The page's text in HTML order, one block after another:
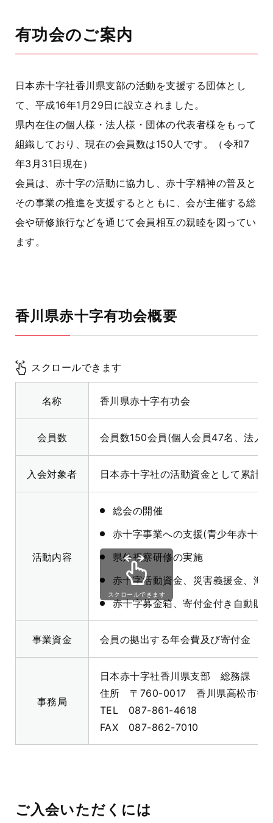
有功会のご案内
日本赤十字社香川県支部の活動を支援する団体とし
て、平成16年1月29日に設立されました。
県内在住の個人様・法人様・団体の代表者様をもって
組織しており、現在の会員数は150人です。（令和7
年3月31日現在）
会員は、赤十字の活動に協力し、赤十字精神の普及と
その事業の推進を支援するとともに、会が主催する総
会や研修旅行などを通じて会員相互の親睦を図ってい
ます。
香川県赤十字有功会概要
名称 香川県赤十字有功会
会員数 会員数150会員(個人会員47名、法人
入会対象者 日本赤十字社の活動資金として累計
活動内容
総会の開催
赤十字事業への支援(青少年赤十字
県外視察研修の実施
赤十字活動資金、災害義援金、海
赤十字募金箱、寄付金付き自動販
事業資金 会員の拠出する年会費及び寄付金
事務局
日本赤十字社香川県支部 総務課
住所 〒 760-0017 香川県高松市番
TEL
087-861-4618
FAX
087-862-7010
スクロールできます
スクロールできます
ご入会いただくには